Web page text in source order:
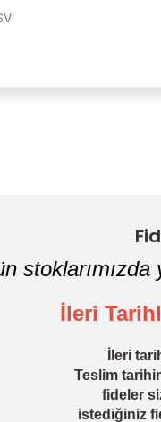
İleri
İleri
Teslim
fideler
istediğiniz